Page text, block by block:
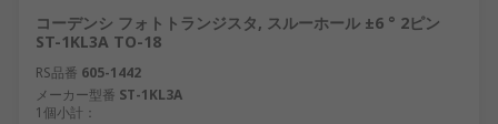
コーデンシ フォトトランジスタ, スルーホール ±6 ° 2ピン
ST-1KL3A TO-18
RS品番 605-1442
メーカー型番 ST-1KL3A
1個小計：